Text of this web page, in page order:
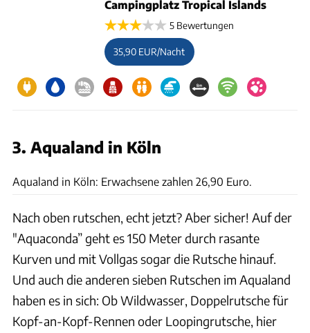
Campingplatz Tropical Islands
5 Bewertungen
35,90 EUR/Nacht
3. Aqualand in Köln
Aqualand in Köln: Erwachsene zahlen 26,90 Euro.
Nach oben rutschen, echt jetzt? Aber sicher! Auf der
"Aquaconda” geht es 150 Meter durch rasante
Kurven und mit Vollgas sogar die Rutsche hinauf.
Und auch die anderen sieben Rutschen im Aqualand
haben es in sich: Ob Wildwasser, Doppelrutsche für
Kopf-an-Kopf-Rennen oder Loopingrutsche, hier